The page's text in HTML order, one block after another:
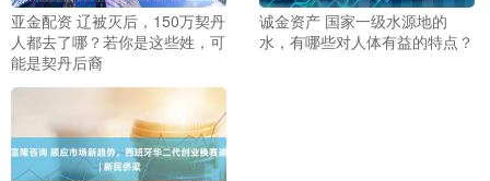
亚金配资 辽被灭后，150万契丹
人都去了哪？若你是这些姓，可
能是契丹后裔
诚金资产 国家一级水源地的
水，有哪些对人体有益的特点？